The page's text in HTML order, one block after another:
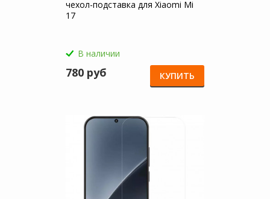
чехол-подставка для Xiaomi Mi
17
В наличии
780 руб КУПИТЬ